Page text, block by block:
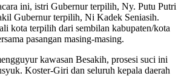
ini, istri Gubernur terpilih, Ny. Putu Putri
Gubernur terpilih, Ni Kadek Seniasih.
kota terpilih dari sembilan kabupaten/kota
pasangan masing-masing.
kawasan Besakih, prosesi suci ini
Koster-Giri dan seluruh kepala daerah